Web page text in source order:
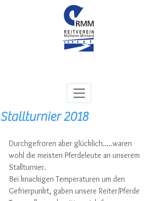
Stallturnier 2018
Durchgefroren aber glücklich.....waren
wohl die meisten Pferdeleute an unserem
Stallturnier.
Bei knackigen Temperaturen um den
Gefrierpunkt, gaben unsere Reiter/Pferde